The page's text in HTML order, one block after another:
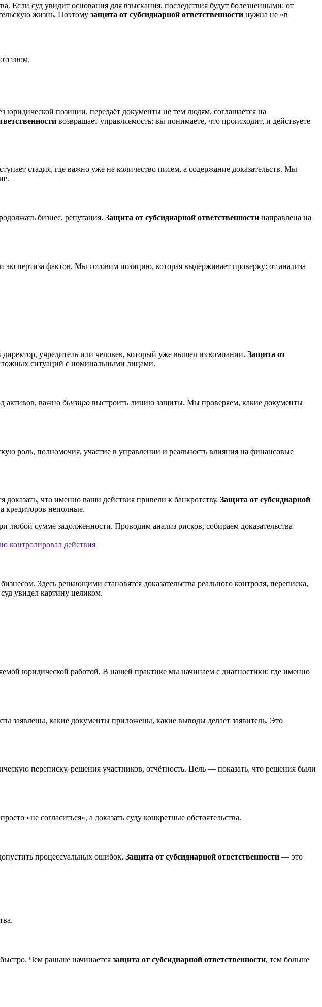
суд увидит основания для взыскания, последствия будут болезненными: от
жизнь. Поэтому защита от субсидиарной ответственности нужна не «в
юридической позиции, передаёт документы не тем людям, соглашается на
возвращает управляемость: вы понимаете, что происходит, и действуете
стадия, где важно уже не количество писем, а содержание доказательств. Мы
бизнес, репутация. Защита от субсидиарной ответственности направлена на
фактов. Мы готовим позицию, которая выдерживает проверку: от анализа
учредитель или человек, который уже вышел из компании. Защита от
ситуаций с номинальными лицами.
активов, важно быстро выстроить линию защиты. Мы проверяем, какие документы
роль, полномочия, участие в управлении и реальность влияния на финансовые
что именно ваши действия привели к банкротству. Защита от субсидиарной
кредиторов неполные.
контролировал действия
Здесь решающими становятся доказательства реального контроля, переписка,
увидел картину целиком.
юридической работой. В нашей практике мы начинаем с диагностики: где именно
заявлены, какие документы приложены, какие выводы делает заявитель. Это
переписку, решения участников, отчётность. Цель — показать, что решения были
«не согласиться», а доказать суду конкретные обстоятельства.
процессуальных ошибок. Защита от субсидиарной ответственности — это
Чем раньше начинается защита от субсидиарной ответственности, тем больше